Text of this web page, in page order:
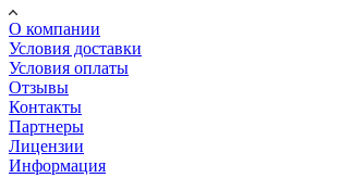
О компании
Условия доставки
Условия оплаты
Отзывы
Контакты
Партнеры
Лицензии
Информация